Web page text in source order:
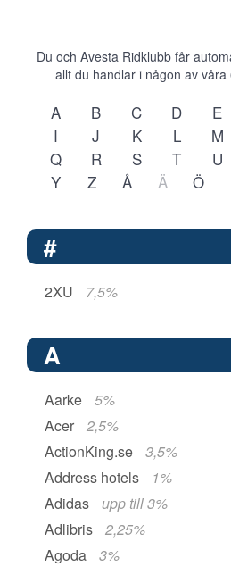
Du och Avesta Ridklubb får
allt du handlar i någon av våra
A B C D E
I
J K L M
Q
R S T U
Y
Z Å Ä Ö
#
2XU 7,5%
A
Aarke
5%
Acer
2,5%
ActionKing.se
3,5%
Address hotels
1%
Adidas
upp till 3%
Adlibris
2,25%
Agoda
3%